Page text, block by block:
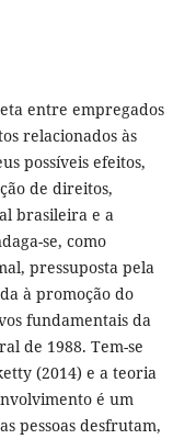
entre empregados
relacionados às
possíveis efeitos,
de direitos,
brasileira e a
se, como
pressuposta pela
à promoção do
fundamentais da
de 1988. Tem-se
(2014) e a teoria
é um
pessoas desfrutam,